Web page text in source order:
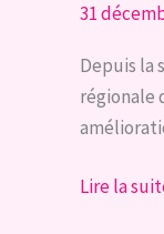
:
le
défi
d’une
31
Depuis la
régionale
Étude
Lire la